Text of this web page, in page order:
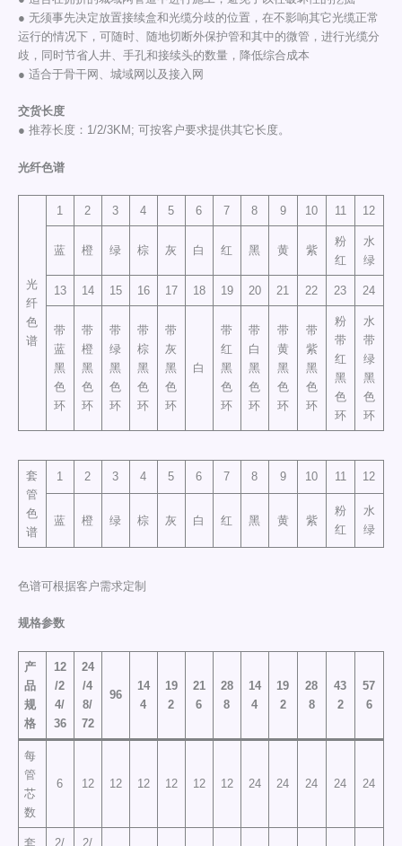
● 无须事先决定放置接续盒和光缆分歧的位置，在不影响其它光缆正常
运行的情况下，可随时、随地切断外保护管和其中的微管，进行光缆分
歧，同时节省人井、手孔和接续头的数量，降低综合成本
● 适合于骨干网、城域网以及接入网
交货长度
● 推荐长度：1/2/3KM; 可按客户要求提供其它长度。
光纤色谱
光
纤
色
谱
1 2 3 4 5 6 7 8 9 10 11 12
蓝 橙 绿 棕 灰 白 红 黑 黄 紫
粉
红
水
绿
13 14 15 16 17 18 19 20 21 22 23 24
带
蓝
黑
色
环
带
橙
黑
色
环
带
绿
黑
色
环
带
棕
黑
色
环
带
灰
黑
色
环
白
带
红
黑
色
环
带
白
黑
色
环
带
黄
黑
色
环
带
紫
黑
色
环
粉
带
红
黑
色
环
水
带
绿
黑
色
环
套
管
色
谱
1 2 3 4 5 6 7 8 9 10 11 12
蓝 橙 绿 棕 灰 白 红 黑 黄 紫
粉
红
水
绿
色谱可根据客户需求定制
规格参数
产
品
规
格
12
/2
4/
36
24
/4
8/
72
96
14
4
19
2
21
6
28
8
14
4
19
2
28
8
43
2
57
6
每
管
芯
数
6 12 12 12 12 12 12 24 24 24 24 24
套
2/
2/